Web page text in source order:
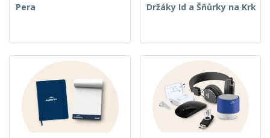
Pera Držáky Id a Šňůrky na Krk